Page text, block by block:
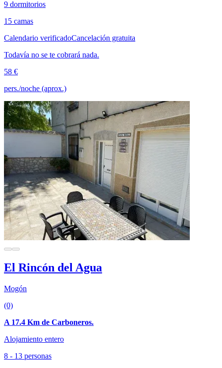
9 dormitorios
15 camas
Calendario verificadoCancelación gratuita
Todavía no se te cobrará nada.
58 €
pers./noche (aprox.)
El Rincón del Agua
Mogón
(0)
A 17.4 Km de Carboneros.
Alojamiento entero
8 - 13 personas